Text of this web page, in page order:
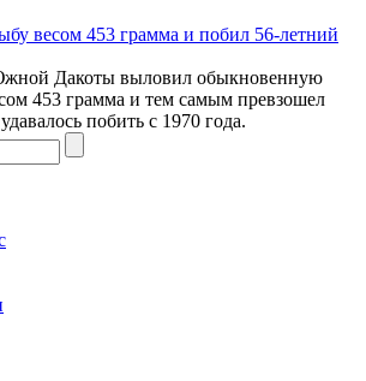
весом 453 грамма и побил 56-летний
Дакоты выловил обыкновенную
453 грамма и тем самым превзошел
побить с 1970 года.